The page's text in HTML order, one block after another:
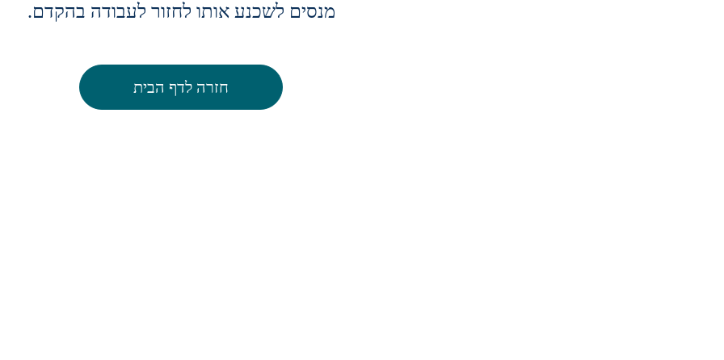
מנסים לשכנע אותו לחזור לעבודה בהקדם.
חזרה לדף הבית